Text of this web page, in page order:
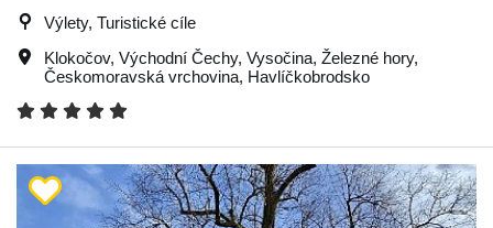
Výlety, Turistické cíle
Klokočov, Východní Čechy, Vysočina, Železné hory,
Českomoravská vrchovina, Havlíčkobrodsko